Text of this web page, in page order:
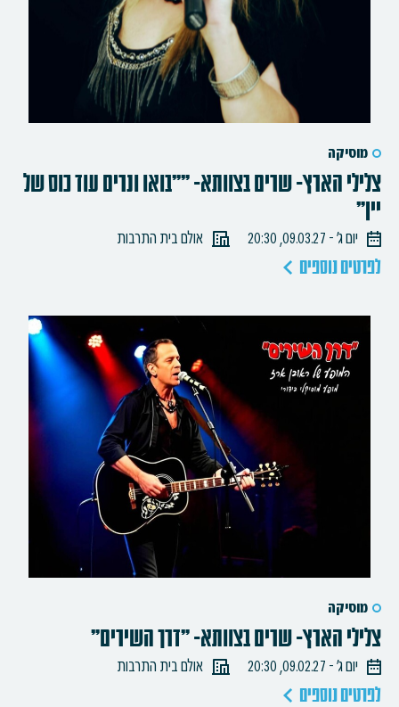
מוסיקה
צלילי הארץ- שרים בצוותא- ""בואו ונרים עוד כוס של
יין"
יום ג׳ - 09.03.27, 20:30 אולם בית התרבות
לפרטים נוספים
מוסיקה
צלילי הארץ- שרים בצוותא- "דרך השירים"
יום ג׳ - 09.02.27, 20:30 אולם בית התרבות
לפרטים נוספים